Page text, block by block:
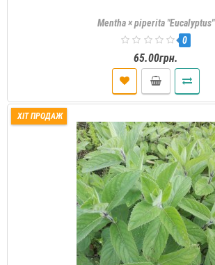
Mentha × piperita "Eucalyptus"
0
65.00грн.
ХІТ ПРОДАЖ